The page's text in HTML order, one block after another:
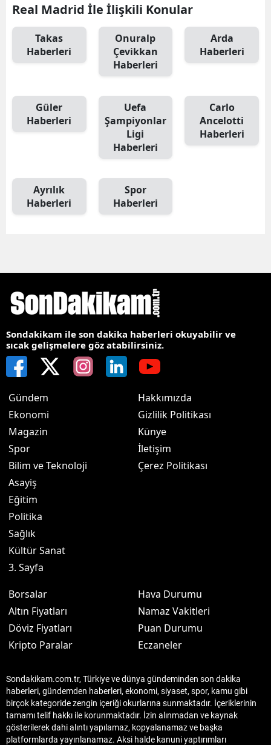
Real Madrid İle İlişkili Konular
Takas
Haberleri
Onuralp
Çevikkan
Haberleri
Arda
Haberleri
Güler
Haberleri
Uefa
Şampiyonlar
Ligi
Haberleri
Carlo
Ancelotti
Haberleri
Ayrılık
Haberleri
Spor
Haberleri
Sondakikam ile son dakika haberleri okuyabilir ve
sıcak gelişmelere göz atabilirsiniz.
Gündem
Ekonomi
Magazin
Spor
Bilim ve Teknoloji
Asayiş
Eğitim
Politika
Sağlık
Kültür Sanat
3. Sayfa
Hakkımızda
Gizlilik Politikası
Künye
İletişim
Çerez Politikası
Borsalar
Altın Fiyatları
Döviz Fiyatları
Kripto Paralar
Hava Durumu
Namaz Vakitleri
Puan Durumu
Eczaneler
Sondakikam.com.tr, Türkiye ve dünya gündeminden son dakika
haberleri, gündemden haberleri, ekonomi, siyaset, spor, kamu gibi
birçok kategoride zengin içeriği okurlarına sunmaktadır. İçeriklerinin
tamamı telif hakkı ile korunmaktadır. İzin alınmadan ve kaynak
gösterilerek dahi alıntı yapılamaz, kopyalanamaz ve başka
platformlarda yayınlanamaz. Aksi halde kanuni yaptırımları